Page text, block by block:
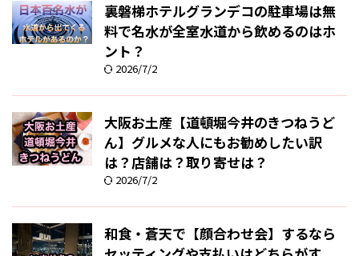
裏磐梯ホテルグランデコの駐車場は無
料で名水が全室水道から飲めるのはホ
ント？
2026/7/2
大阪お土産【道頓堀今井のきつねうど
ん】グルメな人にもお勧めしたい訳
は？店舗は？取り寄せは？
2026/7/2
和食・蒼天で【顔合わせ会】するなら